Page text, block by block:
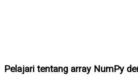
Pelajari tentang array NumPy